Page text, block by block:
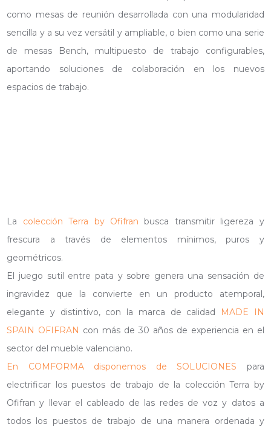
como mesas de reunión desarrollada con una modularidad
sencilla y a su vez versátil y ampliable, o bien como una serie
de mesas Bench, multipuesto de trabajo configurables,
aportando soluciones de colaboración en los nuevos
espacios de trabajo.
La colección Terra by Ofifran busca transmitir ligereza y
frescura a través de elementos mínimos, puros y
geométricos.
El juego sutil entre pata y sobre genera una sensación de
ingravidez que la convierte en un producto atemporal,
elegante y distintivo, con la marca de calidad
MADE IN
SPAIN OFIFRAN con más de 30 años de experiencia en el
sector del mueble valenciano.
En COMFORMA disponemos de SOLUCIONES para
electrificar los puestos de trabajo de la colección Terra by
Ofifran y llevar el cableado de las redes de voz y datos a
todos los puestos de trabajo de una manera ordenada y